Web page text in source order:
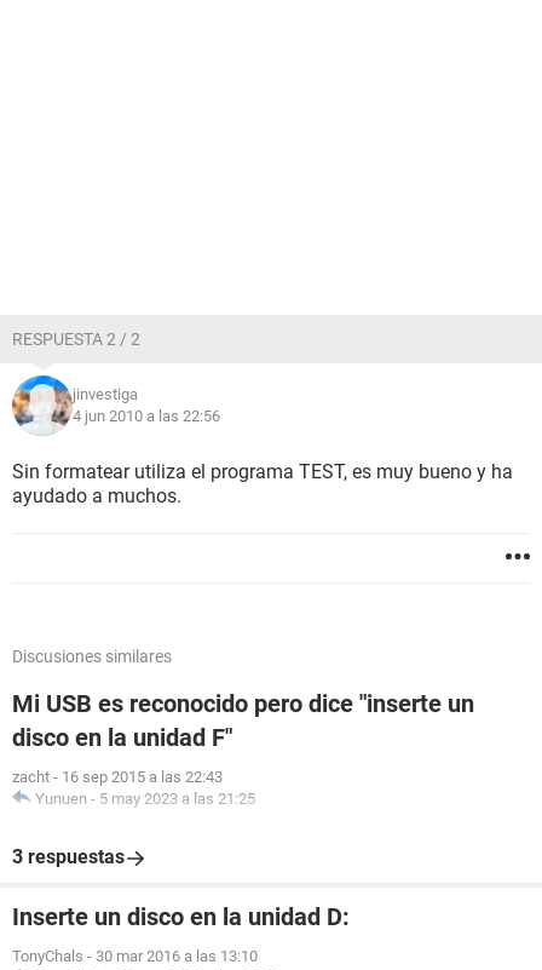
RESPUESTA 2 / 2
jinvestiga
4 jun 2010 a las 22:56
Sin formatear utiliza el programa TEST, es muy bueno y ha
ayudado a muchos.
Discusiones similares
Mi USB es reconocido pero dice "inserte un
disco en la unidad F"
zacht - 16 sep 2015 a las 22:43
Yunuen - 5 may 2023 a las 21:25
3 respuestas
Inserte un disco en la unidad D:
TonyChals - 30 mar 2016 a las 13:10